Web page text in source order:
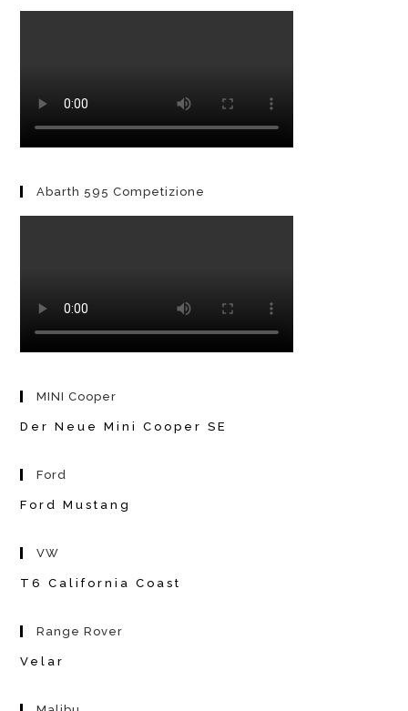
Abarth 595 Competizione
MINI Cooper
Der Neue Mini Cooper SE
Ford
Ford Mustang
VW
T6 California Coast
Range Rover
Velar